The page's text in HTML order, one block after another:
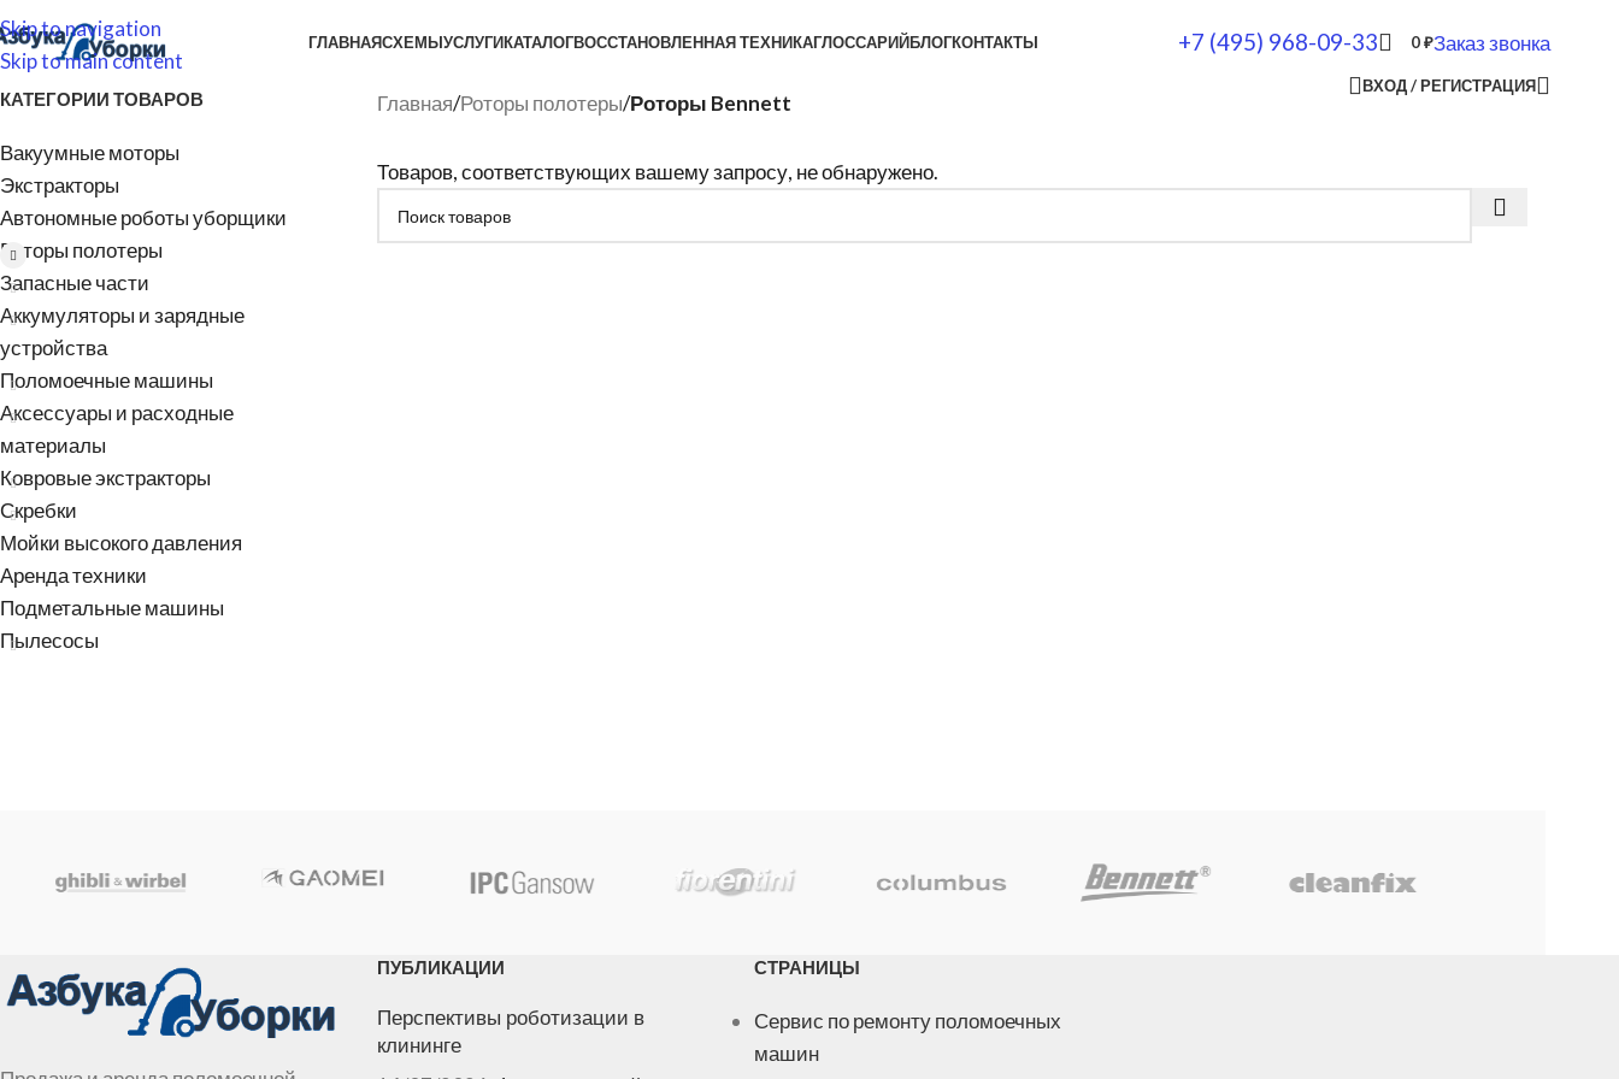
Skip to navigation
Skip to main content
ГЛАВНАЯСХЕМЫУСЛУГИКАТАЛОГВОССТАНОВЛЕННАЯ ТЕХНИКАГЛОССАРИЙБЛОГКОНТАКТЫ +7 (495) 968-09-33 0₽Заказ звонка
ВХОД / РЕГИСТРАЦИЯ
КАТЕГОРИИ ТОВАРОВ
Вакуумные моторы
Экстракторы
Автономные роботы уборщики
Роторы полотеры
Запасные части
Аккумуляторы и зарядные
устройства
Поломоечные машины
Аксессуары и расходные
материалы
Ковровые экстракторы
Скребки
Мойки высокого давления
Аренда техники
Подметальные машины
Пылесосы
Главная/Роторы полотеры/Роторы Bennett
Товаров, соответствующих вашему запросу, не обнаружено.
ПУБЛИКАЦИИ
Перспективы роботизации в
клининге
СТРАНИЦЫ
Сервис по ремонту поломоечных
машин